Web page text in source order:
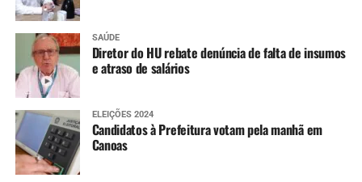
SAÚDE
Diretor do HU rebate denúncia de falta de insumos
e atraso de salários
ELEIÇÕES 2024
Candidatos à Prefeitura votam pela manhã em
Canoas